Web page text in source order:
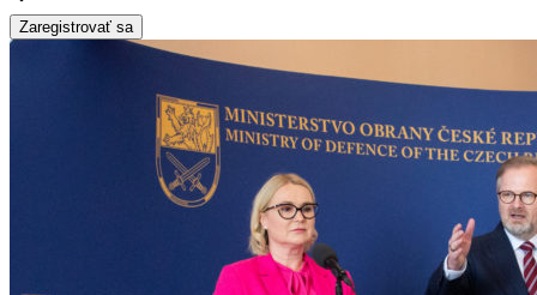
Zaregistrovať sa